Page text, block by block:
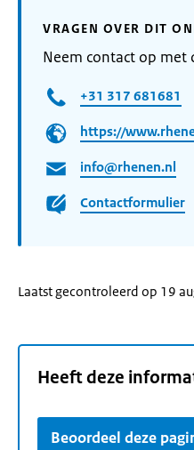
VRAGEN OVER DIT
Neem contact op met
+31 317 681681
https://
info@rhenen.nl
Contactformulier
Laatst gecontroleerd op 19
Heeft deze
Beoordeel deze